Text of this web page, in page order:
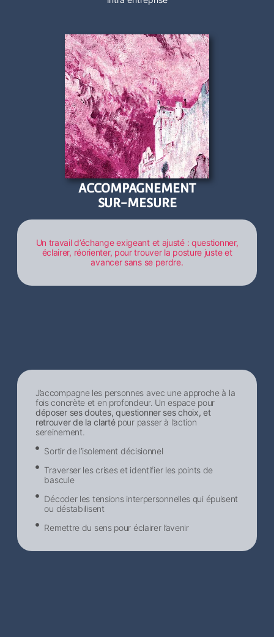
ACCOMPAGNEMENT
SUR-MESURE
Un travail d’échange exigeant et ajusté : questionner,
éclairer, réorienter, pour trouver la posture juste et
avancer sans se perdre.
J’accompagne les personnes avec une approche à la
fois concrète et en profondeur. Un espace pour
déposer ses doutes, questionner ses choix, et
retrouver de la clartépour passer à l’action
sereinement.
Sortir de l’isolement décisionnel​
Traverser les crises et identifier les points de
bascule
Décoder les tensions interpersonnelles qui épuisent
ou déstabilisent
Remettre du sens pour éclairer l’avenir